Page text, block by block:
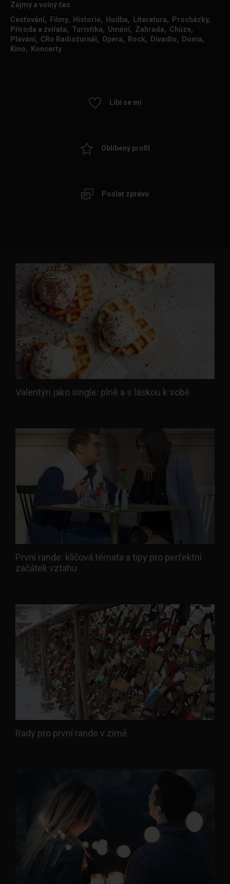
Zájmy a volný čas
Cestování, Filmy, Historie, Hudba, Literatura, Procházky,
Příroda a zvířata, Turistika, Umění, Zahrada, Chůze,
Plavání, ČRo Radiožurnál, Opera, Rock, Divadlo, Doma,
Kino, Koncerty
Líbí se mi
Oblíbený profil
Poslat zprávu
Valentýn jako single: plně a s láskou k sobě
První rande: klíčová témata a tipy pro perfektní
začátek vztahu
Rady pro první rande v zimě